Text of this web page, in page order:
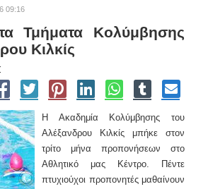
09:16
Τμήματα Κολύμβησης
Κιλκίς
Η Ακαδημία Κολύμβησης του
Αλέξανδρου Κιλκίς μπήκε στον
τρίτο μήνα προπονήσεων στο
Αθλητικό μας Κέντρο. Πέντε
πτυχιούχοι προπονητές μαθαίνουν